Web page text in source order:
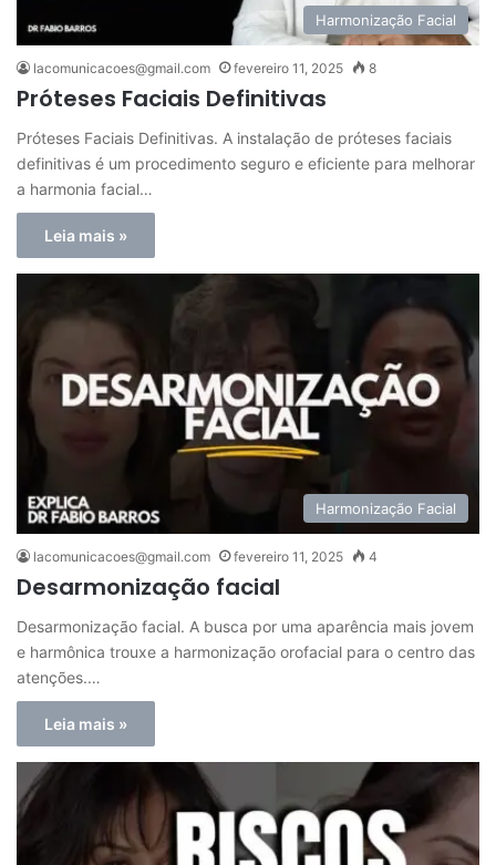
Harmonização Facial
lacomunicacoes@gmail.com fevereiro 11, 2025 8
Próteses Faciais Definitivas
Próteses Faciais Definitivas. A instalação de próteses faciais
definitivas é um procedimento seguro e eficiente para melhorar
a harmonia facial…
Leia mais »
Harmonização Facial
lacomunicacoes@gmail.com fevereiro 11, 2025 4
Desarmonização facial
Desarmonização facial. A busca por uma aparência mais jovem
e harmônica trouxe a harmonização orofacial para o centro das
atenções.…
Leia mais »